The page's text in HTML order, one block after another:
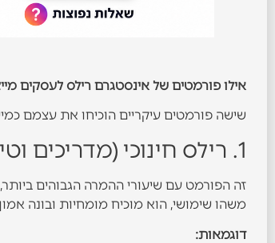
אילו פורמטים של אינסטגרם רילס לעסקים
שישה פורמטים עיקריים הוכיחו את עצמם
1. רילס חינוכי (מדריכים וטיפים)
משהו שימושי, הוא מוכיח מומחיות ובונה
דוגמאות: